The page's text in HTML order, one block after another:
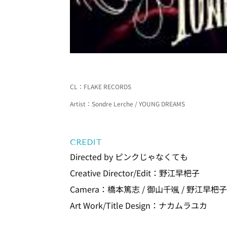
CL：FLAKE RECORDS
Artist：Sondre Lerche / YOUNG DREAMS
CREDIT
Directed by ピンクじゃなくても
Creative Director/Edit：野江早杷子
Camera：橋本篤志 / 御山千颯 / 野江早杷子
Art Work/Title Design：ナカムラユカ